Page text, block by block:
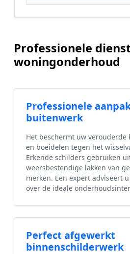
Professionele
woningonderhoud
Professionele
buitenwerk
Het beschermt uw verouderde
en boeidelen tegen het
Erkende schilders gebruiken
weersbestendige lakken van
merken. Een expert adviseert
over de ideale
Perfect afgewerkt
binnenschilderwerk